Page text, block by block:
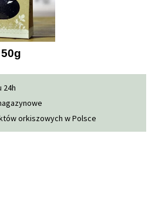
24h
orkiszowych w Polsce